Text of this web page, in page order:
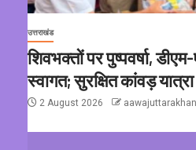
उत्तराखंड
शिवभक्तों पर पुष्पवर्षा,
स्वागत; सुरक्षित कांवड़
2 August 2026